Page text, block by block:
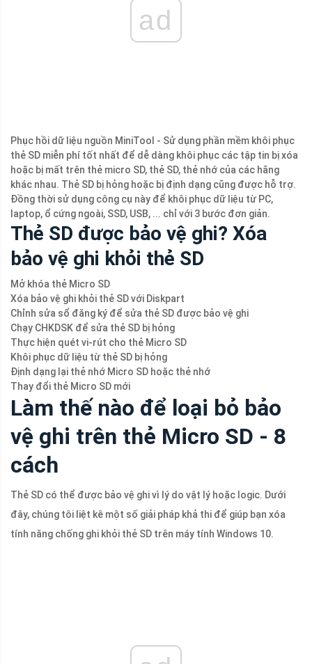
ad
Phục hồi dữ liệu nguồn MiniTool - Sử dụng phần mềm khôi phục
thẻ SD miễn phí tốt nhất để dễ dàng khôi phục các tập tin bị xóa
hoặc bị mất trên thẻ micro SD, thẻ SD, thẻ nhớ của các hãng
khác nhau. Thẻ SD bị hỏng hoặc bị định dạng cũng được hỗ trợ.
Đồng thời sử dụng công cụ này để khôi phục dữ liệu từ PC,
laptop, ổ cứng ngoài, SSD, USB, ... chỉ với 3 bước đơn giản.
Thẻ SD được bảo vệ ghi? Xóa
bảo vệ ghi khỏi thẻ SD
Mở khóa thẻ Micro SD
Xóa bảo vệ ghi khỏi thẻ SD với Diskpart
Chỉnh sửa sổ đăng ký để sửa thẻ SD được bảo vệ ghi
Chạy CHKDSK để sửa thẻ SD bị hỏng
Thực hiện quét vi-rút cho thẻ Micro SD
Khôi phục dữ liệu từ thẻ SD bị hỏng
Định dạng lại thẻ nhớ Micro SD hoặc thẻ nhớ
Thay đổi thẻ Micro SD mới
Làm thế nào để loại bỏ bảo
vệ ghi trên thẻ Micro SD - 8
cách
Thẻ SD có thể được bảo vệ ghi vì lý do vật lý hoặc logic. Dưới
đây, chúng tôi liệt kê một số giải pháp khả thi để giúp bạn xóa
tính năng chống ghi khỏi thẻ SD trên máy tính Windows 10.